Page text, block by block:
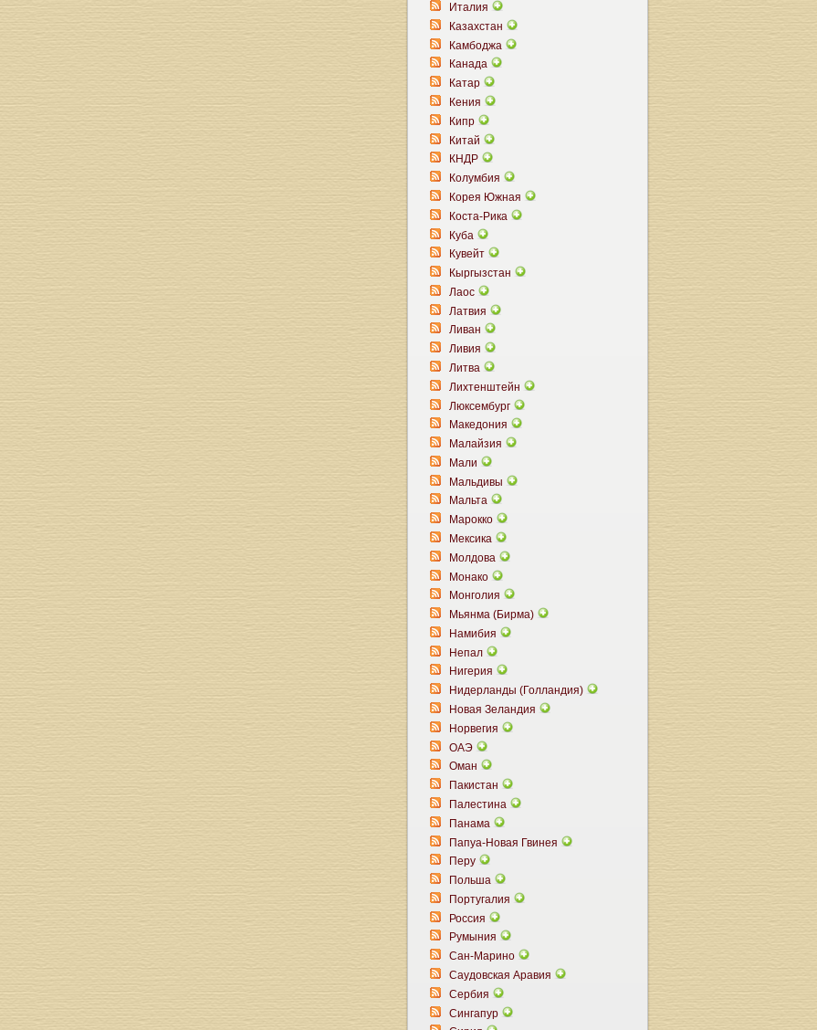
Италия
Казахстан
Камбоджа
Канада
Катар
Кения
Кипр
Китай
КНДР
Колумбия
Корея Южная
Коста-Рика
Куба
Кувейт
Кыргызстан
Лаос
Латвия
Ливан
Ливия
Литва
Лихтенштейн
Люксембург
Македония
Малайзия
Мали
Мальдивы
Мальта
Марокко
Мексика
Молдова
Монако
Монголия
Мьянма (Бирма)
Намибия
Непал
Нигерия
Нидерланды (Голландия)
Новая Зеландия
Норвегия
ОАЭ
Оман
Пакистан
Палестина
Панама
Папуа-Новая Гвинея
Перу
Польша
Португалия
Россия
Румыния
Сан-Марино
Саудовская Аравия
Сербия
Сингапур